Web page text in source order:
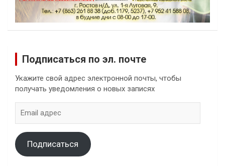
Подписаться по эл. почте
Укажите свой адрес электронной почты, чтобы
получать уведомления о новых записях
адрес
Подписаться